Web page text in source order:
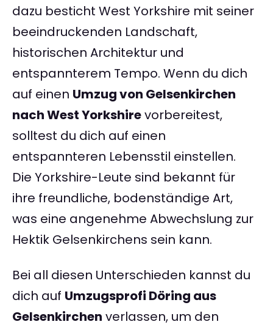
dazu besticht West Yorkshire mit seiner
beeindruckenden Landschaft,
historischen Architektur und
entspannterem Tempo. Wenn du dich
auf einen Umzug von Gelsenkirchen
nach West Yorkshirevorbereitest,
solltest du dich auf einen
entspannteren Lebensstil einstellen.
Die Yorkshire-Leute sind bekannt für
ihre freundliche, bodenständige Art,
was eine angenehme Abwechslung zur
Hektik Gelsenkirchens sein kann.
Bei all diesen Unterschieden kannst du
dich auf Umzugsprofi Döring aus
Gelsenkirchen verlassen, um den